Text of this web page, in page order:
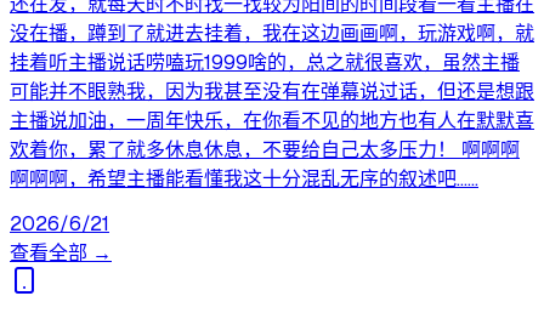
没在播，蹲到了就进去挂着，我在这边画画啊，玩游戏啊，就
挂着听主播说话唠嗑玩1999啥的，总之就很喜欢，虽然主播
可能并不眼熟我，因为我甚至没有在弹幕说过话，但还是想跟
主播说加油，一周年快乐，在你看不见的地方也有人在默默喜
欢着你，累了就多休息休息，不要给自己太多压力！ 啊啊啊
啊啊啊，希望主播能看懂我这十分混乱无序的叙述吧……
2026/6/21
查看全部 →